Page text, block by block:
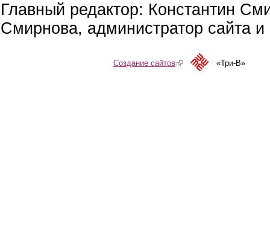
Главный редактор: Константин
Смирнова, администратор сайта
Создание сайтов(link is external)«Три-В»